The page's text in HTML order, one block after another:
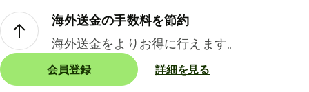
海外送金の手数料を節約
海外送金をよりお得に行えます。
会員登録 詳細を見る